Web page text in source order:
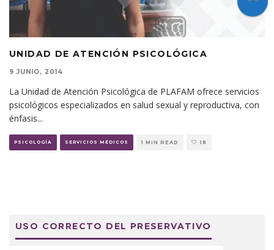
UNIDAD DE ATENCIÓN PSICOLÓGICA
9 JUNIO, 2014
La Unidad de Atención Psicológica de PLAFAM ofrece servicios
psicológicos especializados en salud sexual y reproductiva, con
énfasis...
PSICOLOGÍA SERVICIOS MÉDICOS 1 MIN READ 18
USO CORRECTO DEL PRESERVATIVO